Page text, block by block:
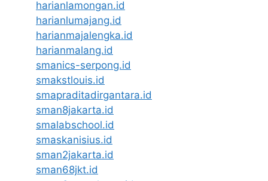
harianlamongan.id
harianlumajang.id
harianmajalengka.id
harianmalang.id
smanics-serpong.id
smakstlouis.id
smapraditadirgantara.id
sman8jakarta.id
smalabschool.id
smaskanisius.id
sman2jakarta.id
sman68jkt.id